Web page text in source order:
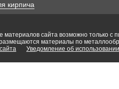
кирпича
сайта возможно только с
материалы по
Уведомление об